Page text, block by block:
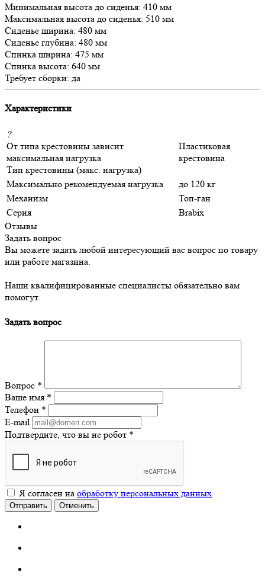
Минимальная высота до сиденья: 410 мм
Максимальная высота до сиденья: 510 мм
Сиденье ширина: 480 мм
Сиденье глубина: 480 мм
Спинка ширина: 475 мм
Спинка высота: 640 мм
Требует сборки: да
Характеристики
?
От типа крестовины зависит
максимальная нагрузка
Тип крестовины (макс. нагрузка)
Пластиковая
крестовина
Максимально рекомендуемая нагрузка
до 120 кг
Механизм
Топ-ган
Серия
Brabix
Отзывы
Задать вопрос
Вы можете задать любой интересующий вас вопрос по товару
или работе магазина.
Наши квалифицированные специалисты обязательно вам
помогут.
Задать вопрос
Вопрос *
Ваше имя *
Телефон *
E-mail
Подтвердите, что вы не робот *
Я согласен на обработку персональных данных
Отправить Отменить